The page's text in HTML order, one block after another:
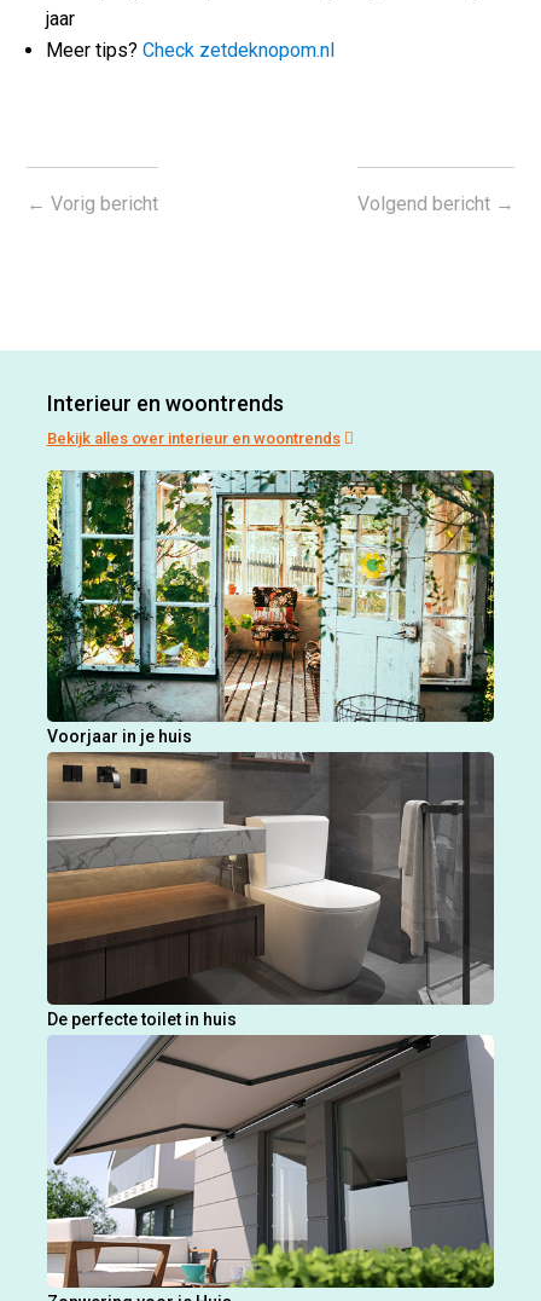
jaar
Meer tips?Check zetdeknopom.nl
←Vorig bericht Volgend bericht→
Interieur en woontrends
Bekijk alles over interieur en woontrends
Voorjaar in je huis
De perfecte toilet in huis